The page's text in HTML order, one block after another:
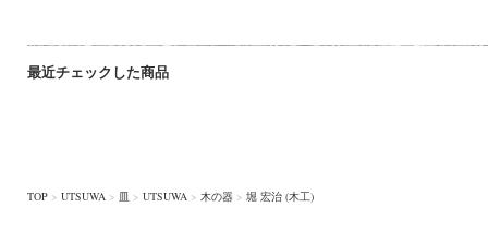
最近チェックした商品
TOP > UTSUWA > 皿 > UTSUWA > 木の器 > 堀 宏治 (木工)